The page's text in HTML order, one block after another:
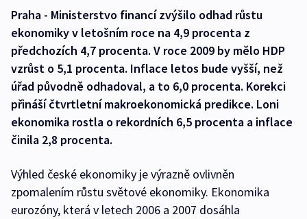
Praha - Ministerstvo financí zvýšilo odhad růstu
ekonomiky v letošním roce na 4,9 procenta z
předchozích 4,7 procenta. V roce 2009 by mělo HDP
vzrůst o 5,1 procenta. Inflace letos bude vyšší, než
úřad původně odhadoval, a to 6,0 procenta. Korekci
přináší čtvrtletní makroekonomická predikce. Loni
ekonomika rostla o rekordních 6,5 procenta a inflace
činila 2,8 procenta.
Výhled české ekonomiky je výrazně ovlivněn
zpomalením růstu světové ekonomiky. Ekonomika
eurozóny, která v letech 2006 a 2007 dosáhla